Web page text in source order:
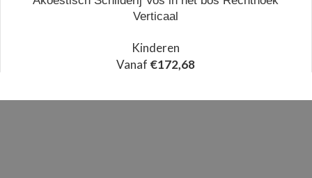
Verticaal
Kinderen
Vanaf €172,68